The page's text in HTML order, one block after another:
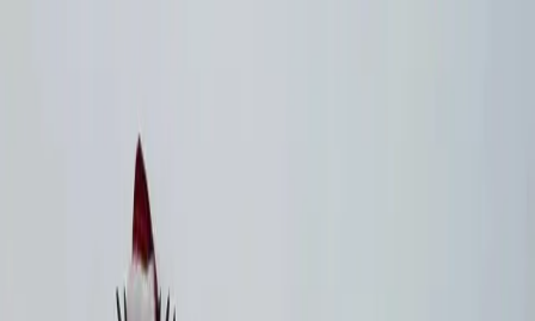
Kategoriler
Hakkımızda
Ara... K
Toggle theme